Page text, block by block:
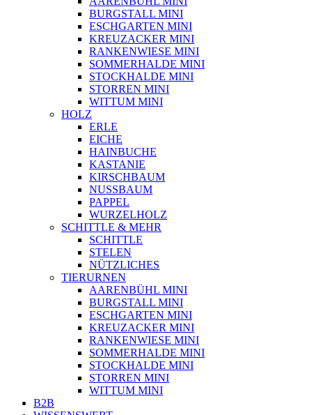
BURGSTALL MINI
ESCHGARTEN MINI
KREUZACKER MINI
RANKENWIESE MINI
SOMMERHALDE MINI
STOCKHALDE MINI
STORREN MINI
WITTUM MINI
HOLZ
ERLE
EICHE
HAINBUCHE
KASTANIE
KIRSCHBAUM
NUSSBAUM
PAPPEL
WURZELHOLZ
SCHITTLE & MEHR
SCHITTLE
STELEN
NÜTZLICHES
TIERURNEN
AARENBÜHL MINI
BURGSTALL MINI
ESCHGARTEN MINI
KREUZACKER MINI
RANKENWIESE MINI
SOMMERHALDE MINI
STOCKHALDE MINI
STORREN MINI
WITTUM MINI
B2B